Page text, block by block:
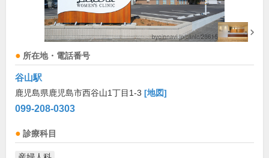
所在地・電話番号
谷山駅
鹿児島県鹿児島市西谷山1丁目1-3 [地図]
099-208-0303
診療科目